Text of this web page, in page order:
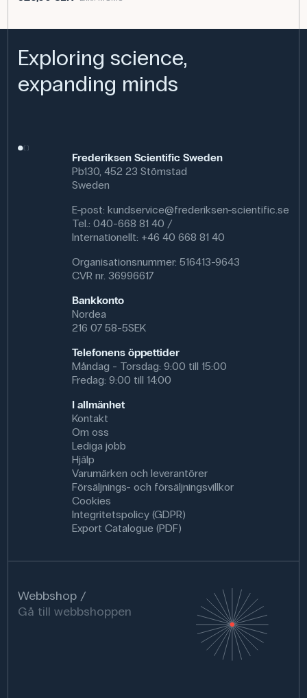
Exploring science,
expanding minds
Frederiksen Scientific Sweden
Pb130, 452 23 Stömstad
Sweden
E-post: kundservice@frederiksen-scientific.se
Tel.: 040-668 81 40 /
Internationellt: +46 40 668 81 40
Organisationsnummer: 516413-9643
CVR nr. 36996617
Bankkonto
Nordea
216 07 58-5SEK
Telefonens öppettider
Måndag - Torsdag: 9:00 till 15:00
Fredag: 9:00 till 14:00
I allmänhet
Kontakt
Om oss
Lediga jobb
Hjälp
Varumärken och leverantörer
Försäljnings- och försäljningsvillkor
Cookies
Integritetspolicy (GDPR)
Export Catalogue (PDF)
Webbshop
Gå till webbshoppen